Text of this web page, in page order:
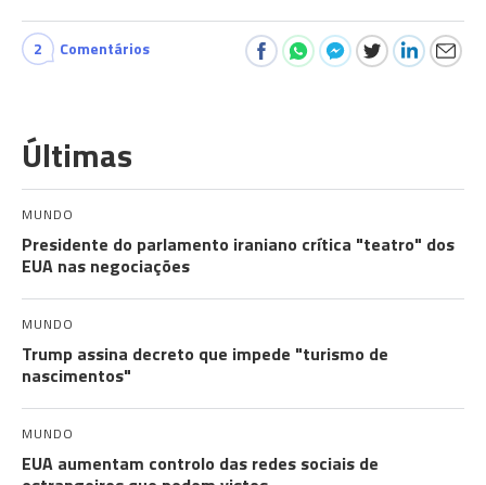
2 Comentários
Últimas
MUNDO
Presidente do parlamento iraniano crítica "teatro" dos
EUA nas negociações
MUNDO
Trump assina decreto que impede "turismo de
nascimentos"
MUNDO
EUA aumentam controlo das redes sociais de